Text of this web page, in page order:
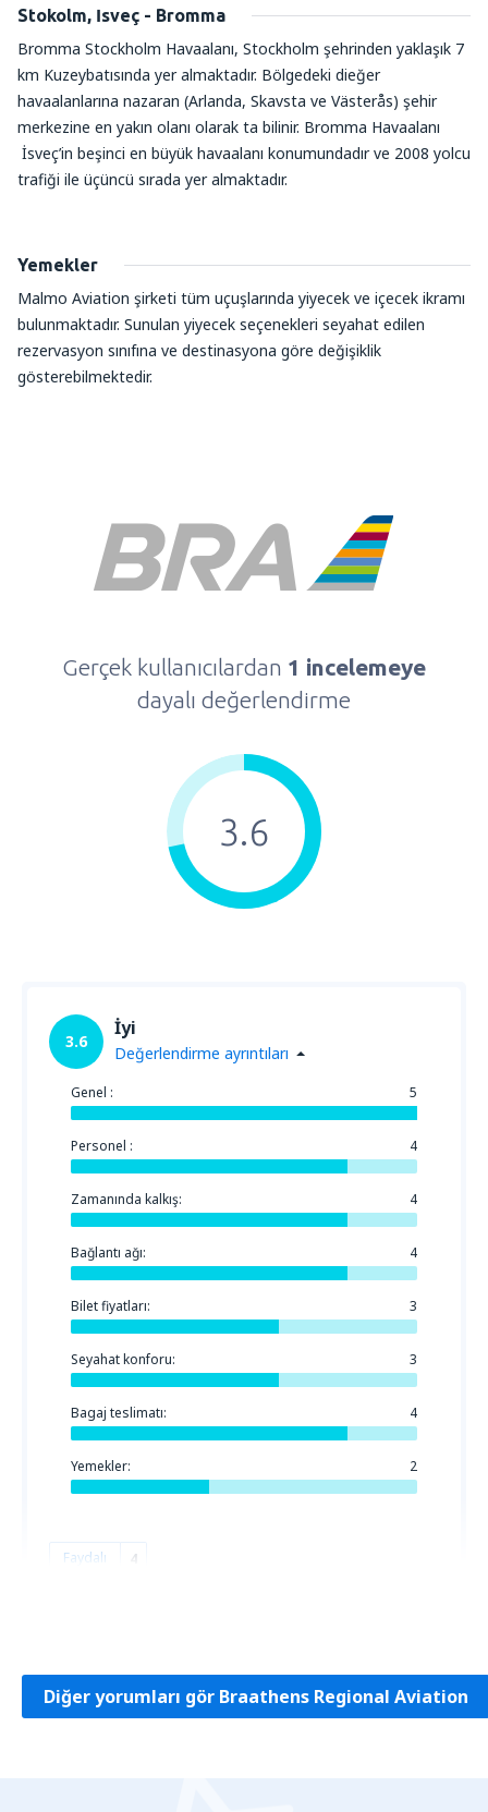
Stokolm, İsveç - Bromma
Bromma Stockholm Havaalanı, Stockholm şehrinden yaklaşık 7
km Kuzeybatısında yer almaktadır. Bölgedeki dieğer
havaalanlarına nazaran (Arlanda, Skavsta ve Västerås) şehir
merkezine en yakın olanı olarak ta bilinir. Bromma Havaalanı
İsveç’in beşinci en büyük havaalanı konumundadır ve 2008 yolcu
trafiği ile üçüncü sırada yer almaktadır.
Yemekler
Malmo Aviation şirketi tüm uçuşlarında yiyecek ve içecek ikramı
bulunmaktadır. Sunulan yiyecek seçenekleri seyahat edilen
rezervasyon sınıfına ve destinasyona göre değişiklik
gösterebilmektedir.
Gerçek kullanıcılardan 1 incelemeye
dayalı değerlendirme
3.6
3.6
İyi
Değerlendirme ayrıntıları
Genel : 5
Personel : 4
Zamanında kalkış: 4
Bağlantı ağı: 4
Bilet fiyatları: 3
Seyahat konforu: 3
Bagaj teslimatı: 4
Yemekler: 2
Faydalı 4
Diğer yorumları gör Braathens Regional Aviation